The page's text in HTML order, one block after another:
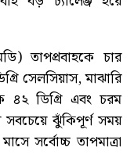
তাপপ্রবাহকে চার
সেলসিয়াস, মাঝারি
৪২ ডিগ্রি এবং চরম
সবচেয়ে ঝুঁকিপূর্ণ সময়
সর্বোচ্চ তাপমাত্রা